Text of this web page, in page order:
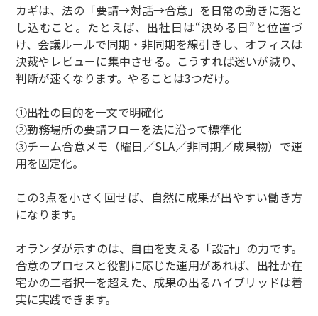
カギは、法の「要請→対話→合意」を日常の動きに落と
し込むこと。たとえば、出社日は“決める日”と位置づ
け、会議ルールで同期・非同期を線引きし、オフィスは
決裁やレビューに集中させる。こうすれば迷いが減り、
判断が速くなります。やることは3つだけ。
①出社の目的を一文で明確化
②勤務場所の要請フローを法に沿って標準化
③チーム合意メモ（曜日／SLA／非同期／成果物）で運
用を固定化。
この3点を小さく回せば、自然に成果が出やすい働き方
になります。
オランダが示すのは、自由を支える「設計」の力です。
合意のプロセスと役割に応じた運用があれば、出社か在
宅かの二者択一を超えた、成果の出るハイブリッドは着
実に実践できます。